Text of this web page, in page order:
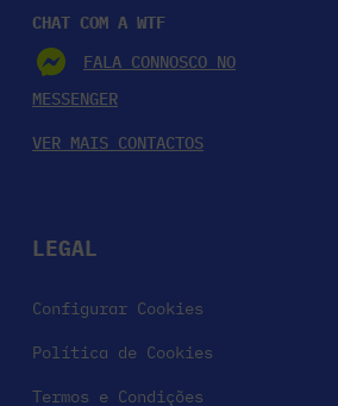
CHAT COM A WTF
FALA CONNOSCO NO
MESSENGER
VER MAIS CONTACTOS
LEGAL
Configurar Cookies
Política de Cookies
Termos e Condições